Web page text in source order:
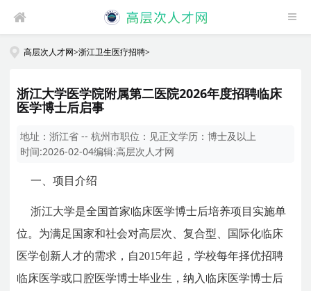
高层次人才网>浙江卫生医疗招聘>
浙江大学医学院附属第二医院2026年度招聘临床
医学博士后启事
地址：浙江省 -- 杭州市职位： 见正文学历：博士及以上
时间:2026-02-04编辑:高层次人才网
一、项目介绍
浙江大学是全国首家临床医学博士后培养项目实施单
位。为满足国家和社会对高层次、复合型、国际化临床
医学创新人才的需求，自2015年起，学校每年择优招聘
临床医学或口腔医学博士毕业生，纳入临床医学博士后